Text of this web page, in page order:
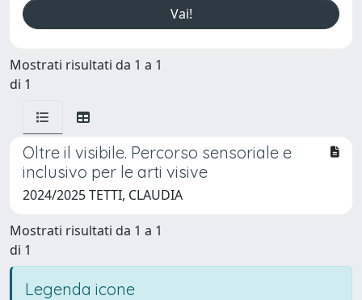
Mostrati risultati da 1 a 1
di 1
Oltre il visibile. Percorso sensoriale e
inclusivo per le arti visive
2024/2025 TETTI, CLAUDIA
Mostrati risultati da 1 a 1
di 1
Legenda icone